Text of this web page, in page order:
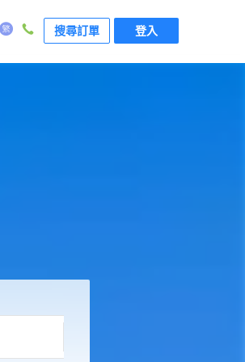
搜尋訂單 登入